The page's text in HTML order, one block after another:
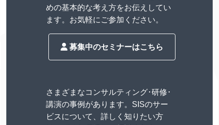
めの基本的な考え方をお伝えしてい
ます。お気軽にご参加ください。
募集中のセミナーはこちら
さまざまなコンサルティング･研修･
講演の事例があります。SISのサー
ビスについて、詳しく知りたい方